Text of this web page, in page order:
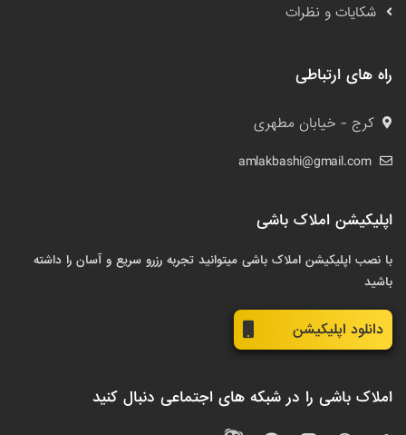
شکایات و نظرات
راه های ارتباطی
کرج - خیابان مطهری
amlakbashi@gmail.com
اپلیکیشن املاک باشی
با نصب اپلیکیشن املاک باشی میتوانید تجربه رزرو سریع و آسان را داشته
باشید
دانلود اپلیکیشن
املاک باشی را در شبکه های اجتماعی دنبال کنید